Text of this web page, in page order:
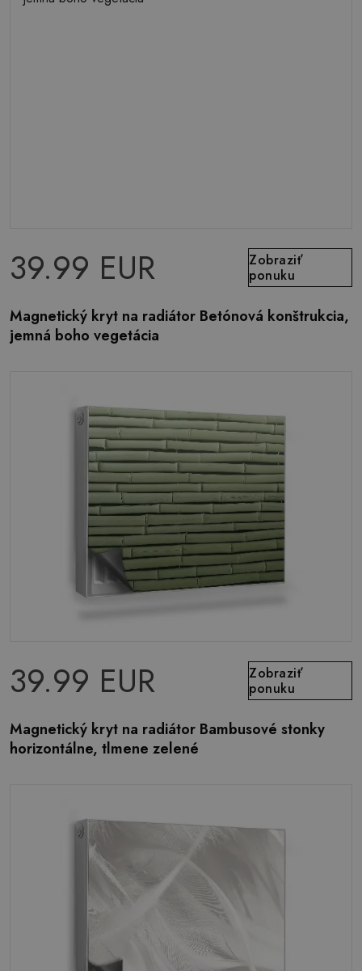
39.99 EUR
Zobraziť
ponuku
Magnetický kryt na radiátor Betónová konštrukcia,
jemná boho vegetácia
39.99 EUR
Zobraziť
ponuku
Magnetický kryt na radiátor Bambusové stonky
horizontálne, tlmene zelené